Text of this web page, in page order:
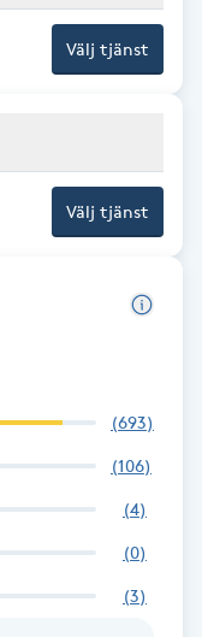
Välj tjänst
Välj tjänst
(693)
(106)
(4)
(0)
(3)